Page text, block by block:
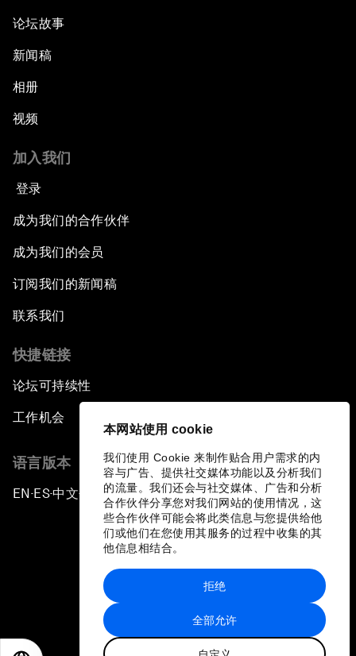
本网站使用 cookie
我们使用 Cookie 来制作贴合用户需求的内
容与广告、提供社交媒体功能以及分析我们
的流量。我们还会与社交媒体、广告和分析
合作伙伴分享您对我们网站的使用情况，这
些合作伙伴可能会将此类信息与您提供给他
们或他们在您使用其服务的过程中收集的其
他信息相结合。
全部允许
拒绝
论坛故事
新闻稿
相册
视频
加入我们
登录
成为我们的合作伙伴
成为我们的会员
订阅我们的新闻稿
联系我们
快捷链接
论坛可持续性
工作机会
语言版本
EN ▪ES▪中文▪ 日本語
站点地图